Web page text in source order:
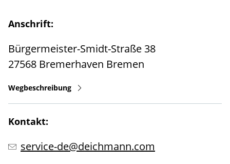
Anschrift:
Bürgermeister-Smidt-Straße 38
27568 Bremerhaven Bremen
Wegbeschreibung
Kontakt:
service-de@deichmann.com